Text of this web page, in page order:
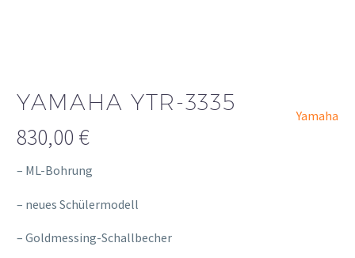
YAMAHA YTR-3335
Yamaha
830,00 €
– ML-Bohrung
– neues Schülermodell
– Goldmessing-Schallbecher